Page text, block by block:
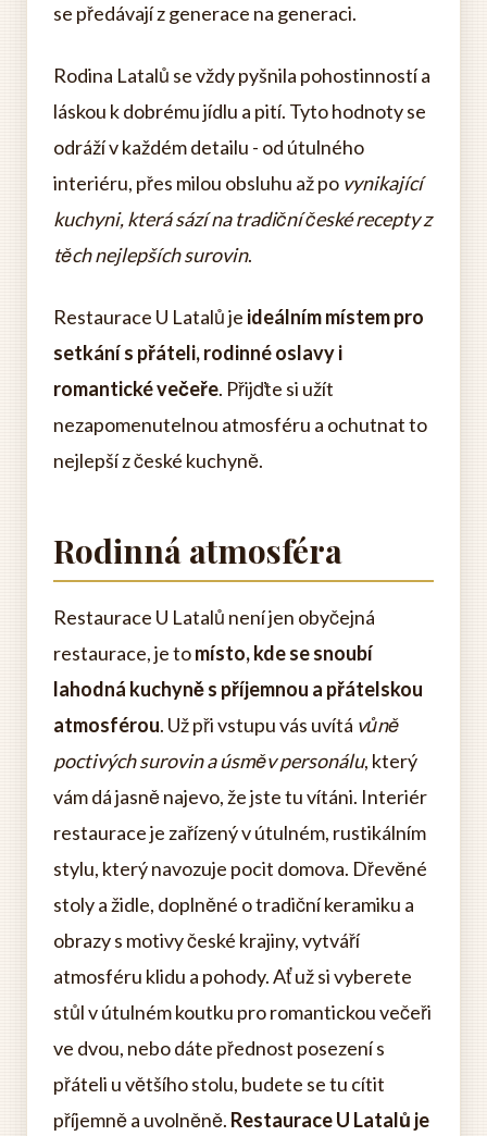
se předávají z generace na generaci.
Rodina Latalů se vždy pyšnila pohostinností a
láskou k dobrému jídlu a pití. Tyto hodnoty se
odráží v každém detailu - od útulného
interiéru, přes milou obsluhu až po vynikající
kuchyni, která sází na tradiční české recepty z
těch nejlepších surovin.
Restaurace U Latalů je ideálním místem pro
setkání s přáteli, rodinné oslavy i
romantické večeře. Přijďte si užít
nezapomenutelnou atmosféru a ochutnat to
nejlepší z české kuchyně.
Rodinná atmosféra
Restaurace U Latalů není jen obyčejná
restaurace, je tomísto, kde se snoubí
lahodná kuchyně s příjemnou a přátelskou
atmosférou. Už při vstupu vás uvítá vůně
poctivých surovin a úsměv personálu, který
vám dá jasně najevo, že jste tu vítáni. Interiér
restaurace je zařízený v útulném, rustikálním
stylu, který navozuje pocit domova. Dřevěné
stoly a židle, doplněné o tradiční keramiku a
obrazy s motivy české krajiny, vytváří
atmosféru klidu a pohody. Ať už si vyberete
stůl v útulném koutku pro romantickou večeři
ve dvou, nebo dáte přednost posezení s
přáteli u většího stolu, budete se tu cítit
příjemně a uvolněně. Restaurace U Latalů je